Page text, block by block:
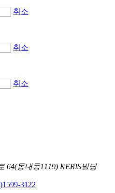
취소
취소
취소
64(동내동1119) KERIS빌딩
1599-3122